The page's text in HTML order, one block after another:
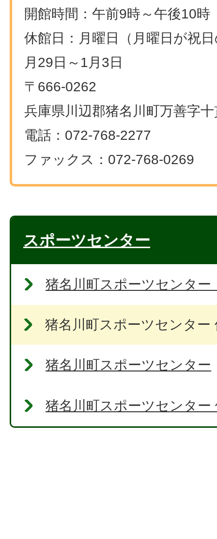
開館時間：午前9時～午後10時
休館日：月曜日（月曜日が祝
月29日～1月3日
〒666-0262
兵庫県川辺郡猪名川町万善字
電話：072-768-2277
ファックス：072-768-0269
スポーツセンター
猪名川町スポーツセンタ
猪名川町スポーツセンター
猪名川町スポーツセンター
猪名川町スポーツセンター